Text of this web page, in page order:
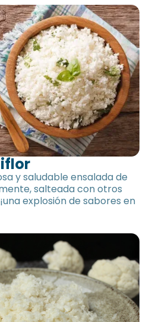
y saludable ensalada de
salteada con otros
explosión de sabores en